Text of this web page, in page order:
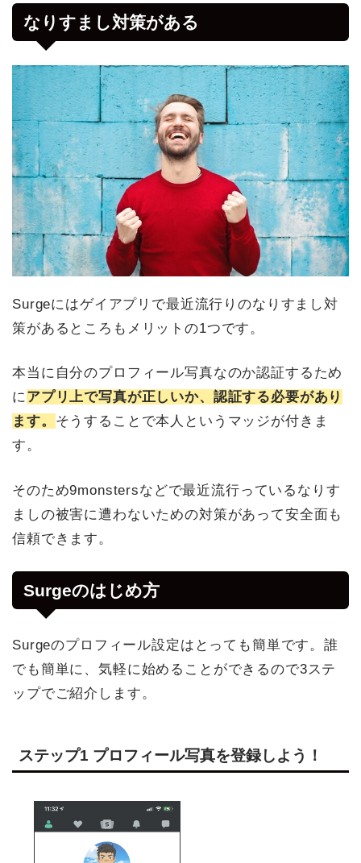
なりすまし対策がある
Surgeにはゲイアプリで最近流行りのなりすまし対
策があるところもメリットの1つです。
本当に自分のプロフィール写真なのか認証するため
にアプリ上で写真が正しいか、認証する必要があり
ます。 そうすることで本人というマッジが付きま
す。
そのため9monstersなどで最近流行っているなりす
ましの被害に遭わないための対策があって安全面も
信頼できます。
Surgeのはじめ方
Surgeのプロフィール設定はとっても簡単です。誰
でも簡単に、気軽に始めることができるので3ステ
ップでご紹介します。
ステップ1 プロフィール写真を登録しよう！